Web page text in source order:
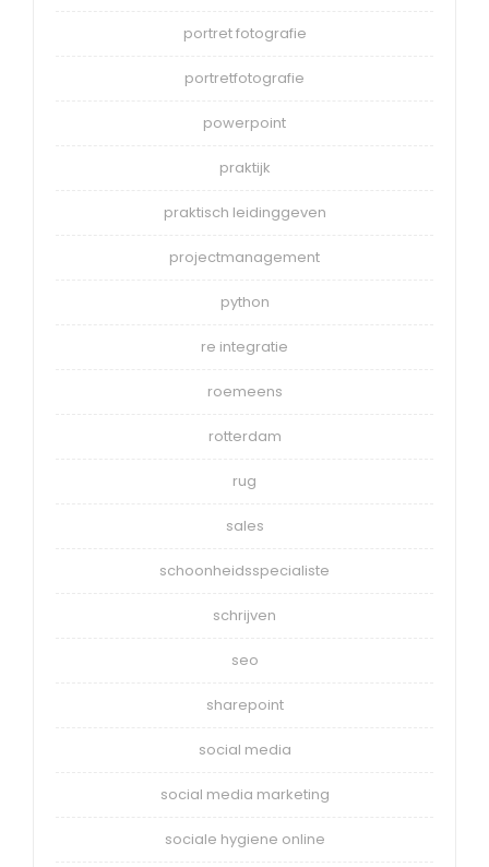
portret fotografie
portretfotografie
powerpoint
praktijk
praktisch leidinggeven
projectmanagement
python
re integratie
roemeens
rotterdam
rug
sales
schoonheidsspecialiste
schrijven
seo
sharepoint
social media
social media marketing
sociale hygiene online